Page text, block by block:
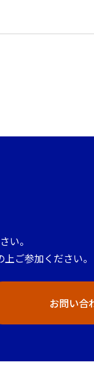
い。
ご参加ください。
お問い合